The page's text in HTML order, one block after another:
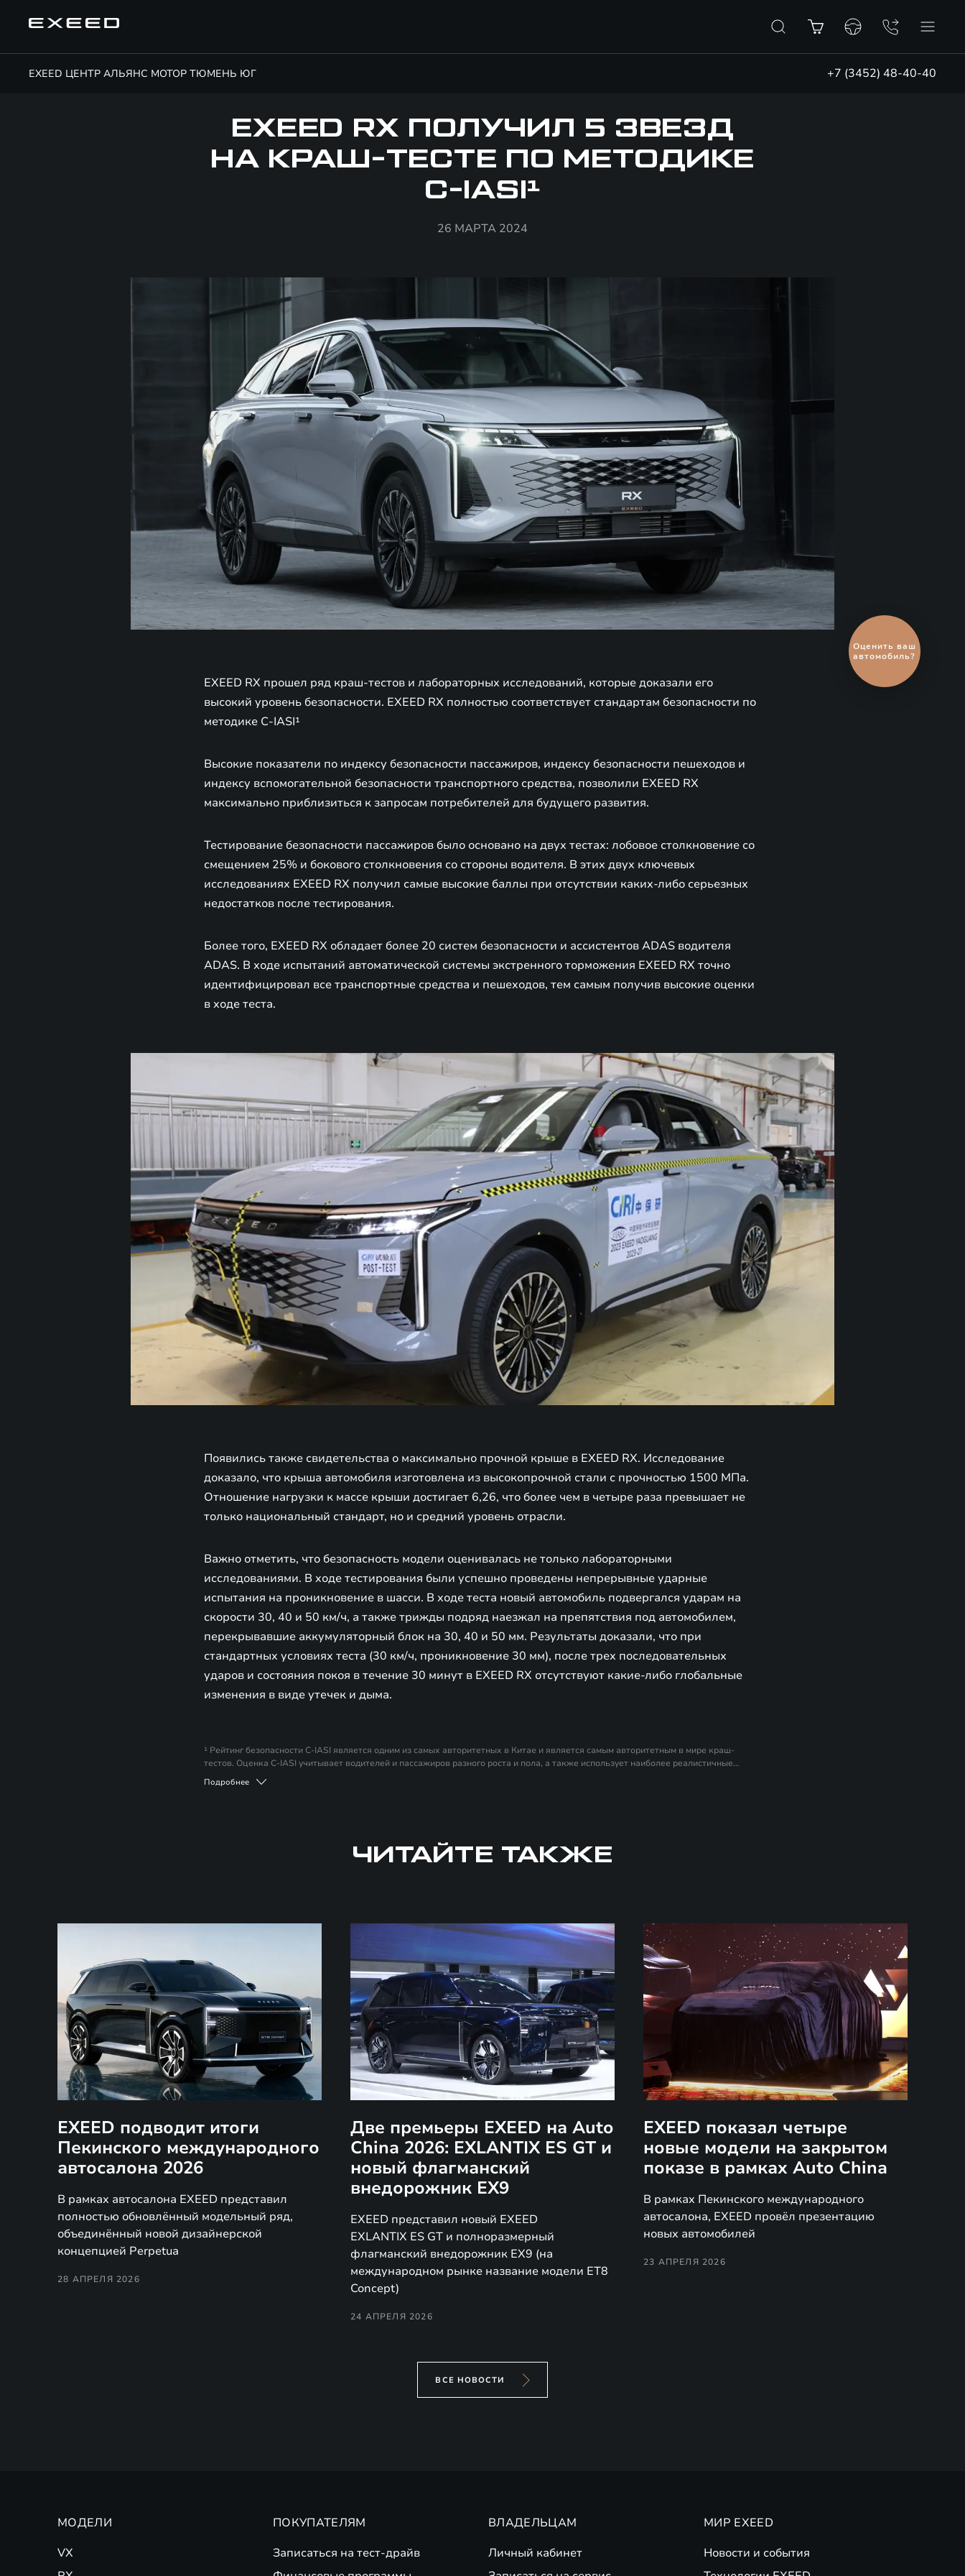
EXEED ЦЕНТР АЛЬЯНС МОТОР ТЮМЕНЬ ЮГ +7 (3452) 48-40-40
EXEED RX ПОЛУЧИЛ 5 ЗВЕЗД
НА КРАШ-ТЕСТЕ ПО МЕТОДИКЕ
C-IASI¹
26 МАРТА 2024
EXEED RX прошел ряд краш-тестов и лабораторных исследований, которые доказали его
высокий уровень безопасности. EXEED RX полностью соответствует стандартам безопасности по
методике C-IASI¹
Высокие показатели по индексу безопасности пассажиров, индексу безопасности пешеходов и
индексу вспомогательной безопасности транспортного средства, позволили EXEED RX
максимально приблизиться к запросам потребителей для будущего развития.
Тестирование безопасности пассажиров было основано на двух тестах: лобовое столкновение со
смещением 25% и бокового столкновения со стороны водителя. В этих двух ключевых
исследованиях EXEED RX получил самые высокие баллы при отсутствии каких-либо серьезных
недостатков после тестирования.
Более того, EXEED RX обладает более 20 систем безопасности и ассистентов ADAS водителя
ADAS. В ходе испытаний автоматической системы экстренного торможения EXEED RX точно
идентифицировал все транспортные средства и пешеходов, тем самым получив высокие оценки
в ходе теста.
Появились также свидетельства о максимально прочной крыше в EXEED RX. Исследование
доказало, что крыша автомобиля изготовлена из высокопрочной стали с прочностью 1500 МПа.
Отношение нагрузки к массе крыши достигает 6,26, что более чем в четыре раза превышает не
только национальный стандарт, но и средний уровень отрасли.
Важно отметить, что безопасность модели оценивалась не только лабораторными
исследованиями. В ходе тестирования были успешно проведены непрерывные ударные
испытания на проникновение в шасси. В ходе теста новый автомобиль подвергался ударам на
скорости 30, 40 и 50 км/ч, а также трижды подряд наезжал на препятствия под автомобилем,
перекрывавшие аккумуляторный блок на 30, 40 и 50 мм. Результаты доказали, что при
стандартных условиях теста (30 км/ч, проникновение 30 мм), после трех последовательных
ударов и состояния покоя в течение 30 минут в EXEED RX отсутствуют какие-либо глобальные
изменения в виде утечек и дыма.
¹ Рейтинг безопасности C-IASI является одним из самых авторитетных в Китае и является самым авторитетным в мире краш-
тестов. Оценка C-IASI учитывает водителей и пассажиров разного роста и пола, а также использует наиболее реалистичные
ориентированы на реальные интересы потребителей, что позволяет предоставить наиболее полную информацию для покупки
Подробнее
ЧИТАЙТЕ ТАКЖЕ
EXEED подводит итоги
Пекинского международного
автосалона 2026
В рамках автосалона EXEED представил
полностью обновлённый модельный ряд,
объединённый новой дизайнерской
концепцией Perpetua
28 АПРЕЛЯ 2026
Две премьеры EXEED на Auto
China 2026: EXLANTIX ES GT и
новый флагманский
внедорожник EX9
EXEED представил новый EXEED
EXLANTIX ES GT и полноразмерный
флагманский внедорожник EX9 (на
международном рынке название модели ET8
Concept)
24 АПРЕЛЯ 2026
EXEED показал четыре
новые модели на закрытом
показе в рамках Auto China
В рамках Пекинского международного
автосалона, EXEED провёл презентацию
новых автомобилей
23 АПРЕЛЯ 2026
ВСЕ НОВОСТИ
МОДЕЛИ
VX
ПОКУПАТЕЛЯМ
Записаться на тест-драйв
ВЛАДЕЛЬЦАМ
Личный кабинет
МИР EXEED
Новости и события
обмен
автомобиля